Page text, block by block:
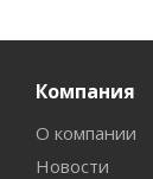
Компания
О компании
Новости